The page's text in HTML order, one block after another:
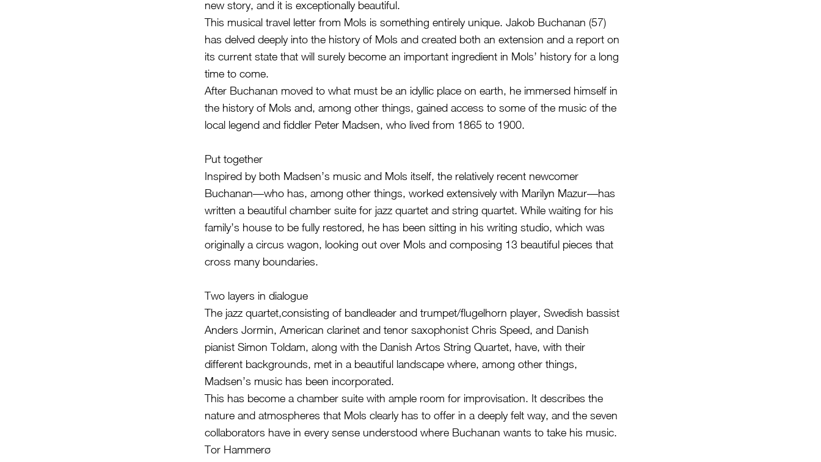
new story, and it is exceptionally beautiful.
This musical travel letter from Mols is something entirely unique. Jakob Buchanan (57)
has delved deeply into the history of Mols and created both an extension and a report on
its current state that will surely become an important ingredient in Mols’ history for a long
time to come.
After Buchanan moved to what must be an idyllic place on earth, he immersed himself in
the history of Mols and, among other things, gained access to some of the music of the
local legend and fiddler Peter Madsen, who lived from 1865 to 1900.
Put together
Inspired by both Madsen’s music and Mols itself, the relatively recent newcomer
Buchanan—who has, among other things, worked extensively with Marilyn Mazur—has
written a beautiful chamber suite for jazz quartet and string quartet. While waiting for his
family’s house to be fully restored, he has been sitting in his writing studio, which was
originally a circus wagon, looking out over Mols and composing 13 beautiful pieces that
cross many boundaries.
Two layers in dialogue
The jazz quartet,consisting of bandleader and trumpet/flugelhorn player, Swedish bassist
Anders Jormin, American clarinet and tenor saxophonist Chris Speed, and Danish
pianist Simon Toldam, along with the Danish Artos String Quartet, have, with their
different backgrounds, met in a beautiful landscape where, among other things,
Madsen’s music has been incorporated.
This has become a chamber suite with ample room for improvisation. It describes the
nature and atmospheres that Mols clearly has to offer in a deeply felt way, and the seven
collaborators have in every sense understood where Buchanan wants to take his music.
Tor Hammerø